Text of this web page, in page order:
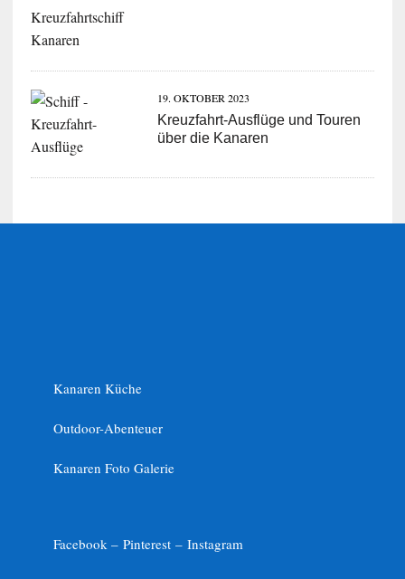
19. OKTOBER 2023
Kreuzfahrt-Ausflüge und Touren
über die Kanaren
Kanaren Küche
Outdoor-Abenteuer
Kanaren Foto Galerie
Facebook – Pinterest – Instagram